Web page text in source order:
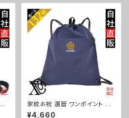
家紋お祝 還暦 ワンポイント 刺
繍撥水 ナイロン ナップサック メ
¥4,660